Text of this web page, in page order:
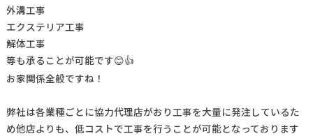
外溝工事
エクステリア工事
解体工事
等も承ることが可能です😊👍
お家関係全般ですね！
弊社は各業種ごとに協力代理店がおり工事を大量に発注しているた
め他店よりも、低コストで工事を行うことが可能となっております